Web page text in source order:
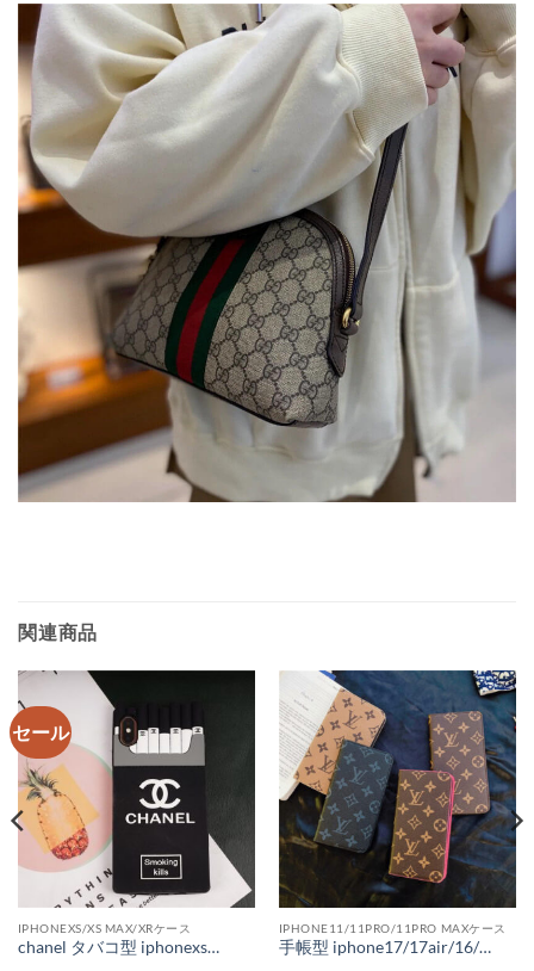
関連商品
セール
IPHONEXS/XS MAX/XRケース
chanel タバコ型 iphonexsmaxケース ピンク シャネル パロディ iphonexs ケース シリコン 芸能人 アイフォンケース8プラス chanel スマホケース iphone7plus 人気
IPHONE11/11PRO/11PRO MAXケース
手帳型 iphone17/17air/16/16pro ケース ヴィトン iphone15/15pro max ケース コピー 手帳型 ルイヴィトンスマホケースiPhone14 14pro モノグラム ビィトン iPhone13/12 携帯 ケース ダミエ柄 メンズ レディース